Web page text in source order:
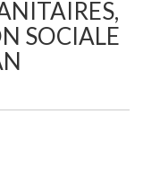
SOCIALE